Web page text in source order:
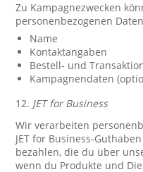
Zu Kampagnezwecken
personenbezogenen
Name
Kontaktangaben
Bestell- und
Kampagnendaten
12. JET for Business
Wir verarbeiten
JET for Business-
bezahlen, die du über
wenn du Produkte und